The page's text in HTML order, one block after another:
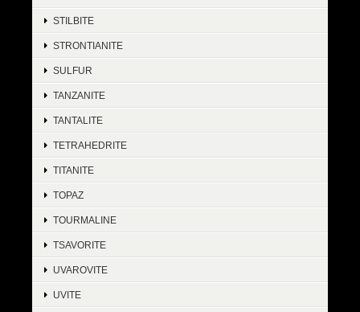
STILBITE
STRONTIANITE
SULFUR
TANZANITE
TANTALITE
TETRAHEDRITE
TITANITE
TOPAZ
TOURMALINE
TSAVORITE
UVAROVITE
UVITE